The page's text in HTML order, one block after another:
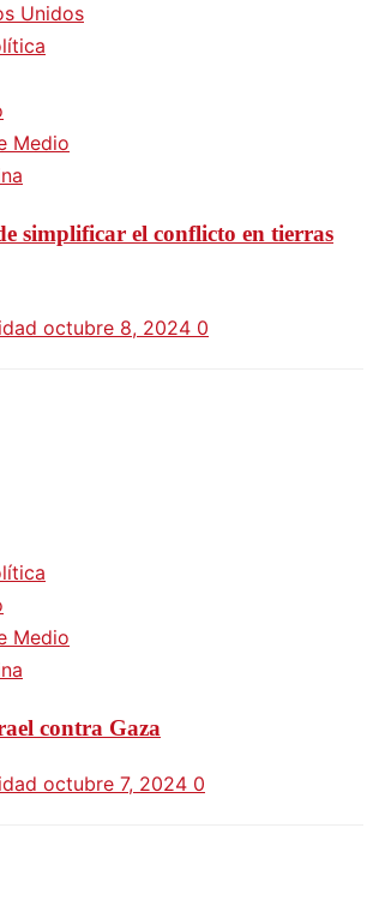
Unidos
Medio
simplificar el conflicto en tierras
octubre 8, 2024 0
Medio
contra Gaza
octubre 7, 2024 0